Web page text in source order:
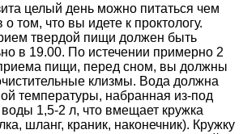
целый день можно питаться чем
о том, что вы идете к проктологу.
твердой пищи должен быть
в 19.00. По истечении примерно 2
пищи, перед сном, вы должны
клизмы. Вода должна
температуры, набранная из-под
1,5-2 л, что вмещает кружка
шланг, краник, наконечник). Кружку